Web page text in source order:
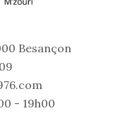
Besançon
- 19h00